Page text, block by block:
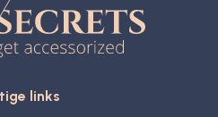
links